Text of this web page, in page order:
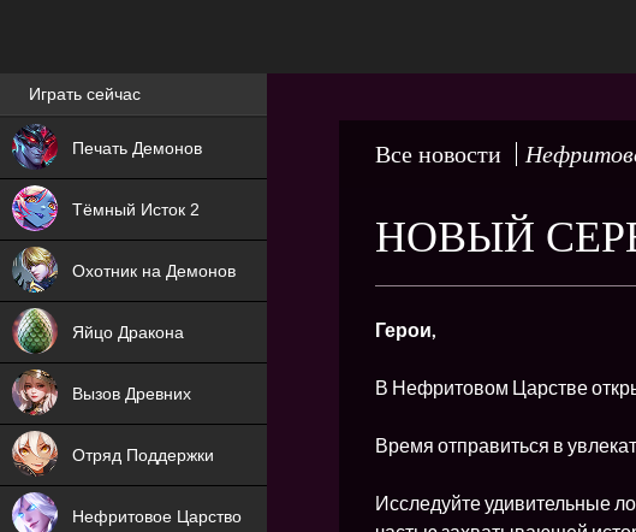
Все новости
НОВЫЙ
Герои,
В Нефритовом Царстве
Время отправиться в
Исследуйте удивительные
Лучшие игры онлайн
Играть сейчас
Печать Демонов
NEW
Тёмный Исток 2
NEW
Охотник на Демонов
ХИТ
Яйцо Дракона
NEW
Вызов Древних
ХИТ
Отряд Поддержки
ХИТ
Нефритовое Царство